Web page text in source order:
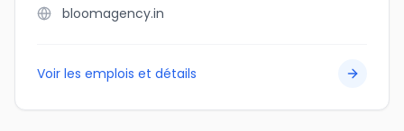
bloomagency.in
Voir les emplois et détails